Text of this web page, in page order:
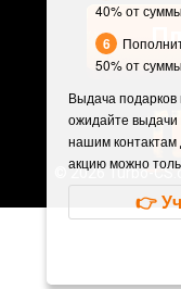
©2026 Turbo-
40% от
50% от
Выдача
ожидайте
нашим контактам
акцию можно
👉